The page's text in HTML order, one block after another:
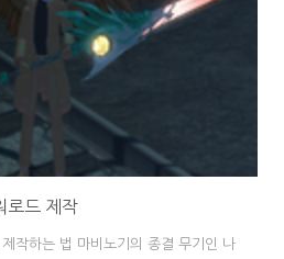
각하시면 편합니다. 다만 한 계정당
로드 제작
작하는 법 마비노기의 종결 무기인 나